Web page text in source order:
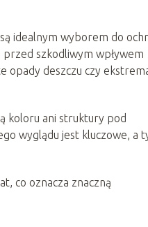
idealnym wyborem do
szkodliwym wpływem
opady deszczu czy
koloru ani struktury pod
wyglądu jest kluczowe, a
co oznacza znaczną